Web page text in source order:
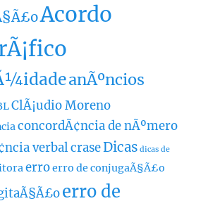
Acordo
anÃºncios
ClÃ¡udio Moreno
concordÃ¢ncia de nÃºmero
verbalcraseDicas dicas de
erroerro de conjugaÃ§Ã£o
erro de